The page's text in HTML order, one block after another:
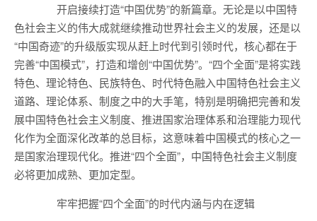
开启接续打造“中国优势”的新篇章。无论是以中国特
色社会主义的伟大成就继续推动世界社会主义的发展，还是以
“中国奇迹”的升级版实现从赶上时代到引领时代，核心都在于
完善“中国模式”，打造和增创“中国优势”。“四个全面”是将实践
特色、理论特色、民族特色、时代特色融入中国特色社会主义
道路、理论体系、制度之中的大手笔，特别是明确把完善和发
展中国特色社会主义制度、推进国家治理体系和治理能力现代
化作为全面深化改革的总目标，这意味着中国模式的核心之一
是国家治理现代化。推进“四个全面”，中国特色社会主义制度
必将更加成熟、更加定型。
牢牢把握“四个全面”的时代内涵与内在逻辑